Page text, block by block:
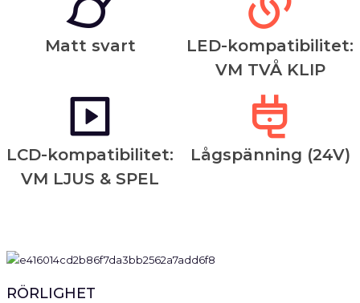
Matt svart
LED-kompatibilitet:
VM TVÅ KLIP
LCD-kompatibilitet:
VM LJUS & SPEL
Lågspänning (24V)
RÖRLIGHET